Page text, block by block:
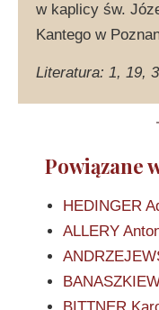
w kaplicy św.
Kantego w
Literatura: 1, 19,
Powiązane
HEDINGER
ALLERY